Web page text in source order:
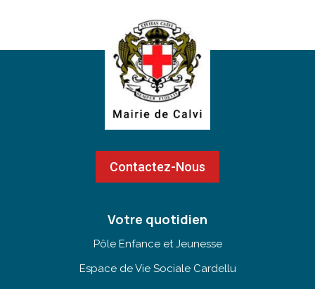
Contactez-Nous
Votre quotidien
Pôle Enfance et Jeunesse
Espace de Vie Sociale Cardellu